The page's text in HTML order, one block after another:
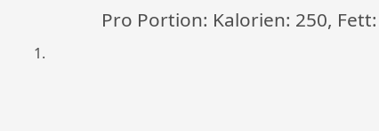
Pro Portion: Kalorien: 250,